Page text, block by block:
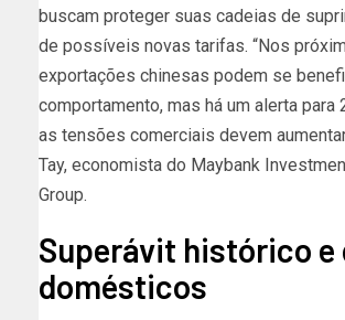
buscam proteger suas cadeias de
de possíveis novas tarifas. “Nos
exportações chinesas podem se
comportamento, mas há um alerta para
as tensões comerciais devem
Tay, economista do Maybank
Group.
Superávit histórico e
domésticos